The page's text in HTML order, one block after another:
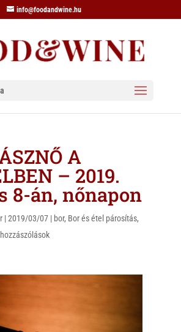
info@foodandwine.hu
A
– 2019.
8-án, nőnapon
|2019/03/07| bor, Bor és étel párosítás,